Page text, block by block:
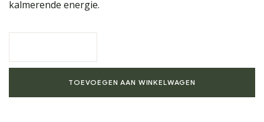
kalmerende energie.
TOEVOEGEN AAN WINKELWAGEN